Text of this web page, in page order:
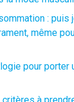
: puis
même
pour porter